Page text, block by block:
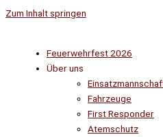
Zum Inhalt springen
Feuerwehrfest 2026
Über uns
Fahrzeuge
First Responder
Atemschutz